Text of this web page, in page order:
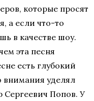
которые просят
а если что-то
в качестве шоу.
эта песня
есть глубокий
уделял
Сергеевич Попов. У